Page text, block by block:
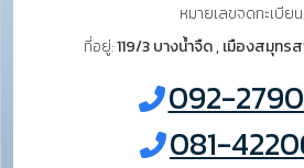
หมายเลขจดทะเบียน:
ที่อยู่:119/3 บางน้ำจืด , เมืองสมุทร
092-
081-